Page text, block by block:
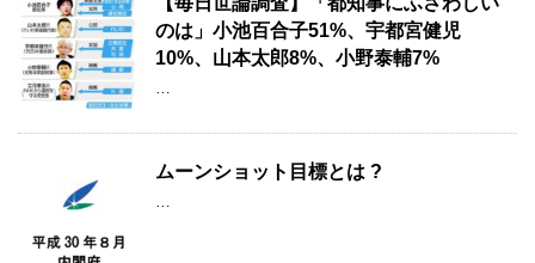
のは」小池百合子51%、宇都宮健児
10%、山本太郎8%、小野泰輔7%
…
ムーンショット目標とは ?
…